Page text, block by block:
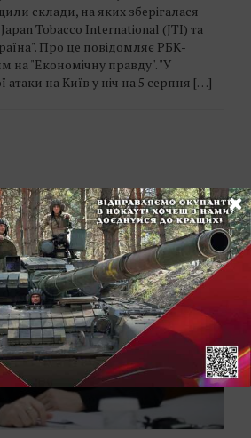
склади, на яких зберігалася
Tobacco International (JTI) та
Про це повідомляє РБК-
на "Економічну правду". "У
атаки на Київ у ніч на 5 серпня […]